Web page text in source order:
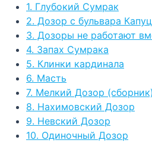
1. Глубокий Сумрак
2. Дозор с бульвара
3. Дозоры не работают
4. Запах Сумрака
5. Клинки кардинала
6. Масть
7. Мелкий Дозор (сборник)
8. Нахимовский Дозор
9. Невский Дозор
10. Одиночный Дозор